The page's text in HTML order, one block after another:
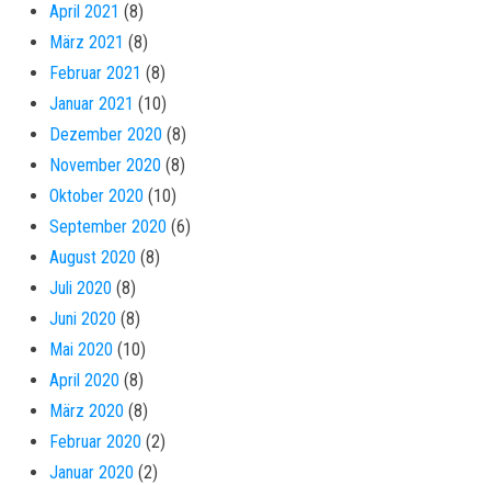
April 2021 (8)
März 2021 (8)
Februar 2021 (8)
Januar 2021 (10)
Dezember 2020 (8)
November 2020 (8)
Oktober 2020 (10)
September 2020 (6)
August 2020 (8)
Juli 2020 (8)
Juni 2020 (8)
Mai 2020 (10)
April 2020 (8)
März 2020 (8)
Februar 2020 (2)
Januar 2020 (2)